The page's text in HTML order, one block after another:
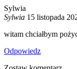
Sylwia
Sylwia 15 listopada
witam chciałbym
Odpowiedz